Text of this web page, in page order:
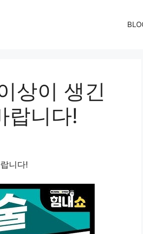
상이 생긴
랍니다!
니다!